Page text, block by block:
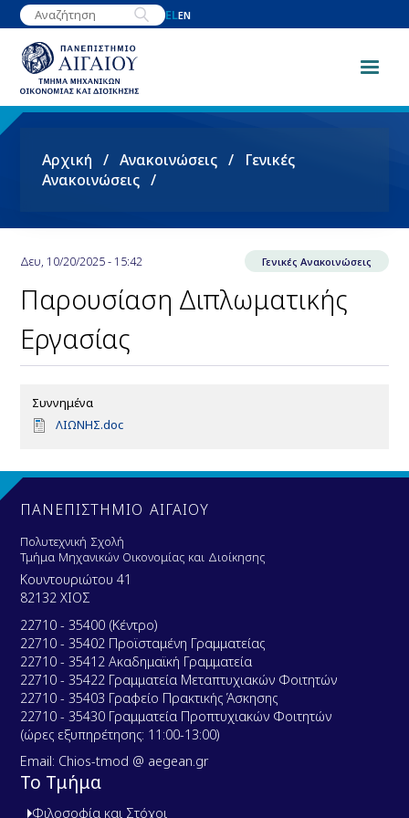
Παράκαμψη
προς
κυρίως
περιεχόμενο
ELEN
Breadcrumb
Αρχική Ανακοινώσεις
Γενικές
Ανακοινώσεις
Δευ, 10/20/2025 - 15:42 Γενικές Ανακοινώσεις
Παρουσίαση Διπλωματικής
Εργασίας
Συννημένα
D
u
e
n
t
ΛΙΩΝΗΣ.doc
ΠΑΝΕΠΙΣΤΗΜΙΟ ΑΙΓΑΙΟΥ
Πολυτεχνική Σχολή
Τμήμα Μηχανικών Οικονομίας και Διοίκησης
Κουντουριώτου 41
82132 ΧΙΟΣ
22710 - 35400 (Κέντρο)
22710 - 35402 Προϊσταμένη Γραμματείας
22710 - 35412 Ακαδημαϊκή Γραμματεία
22710 - 35422 Γραμματεία Μεταπτυχιακών Φοιτητών
22710 - 35403 Γραφείο Πρακτικής Άσκησης
22710 - 35430 Γραμματεία Προπτυχιακών Φοιτητών
(ώρες εξυπηρέτησης: 11:00-13:00)
Email: Chios-tmod @ aegean.gr
Το Τμήμα
Φιλοσοφία και Στόχοι